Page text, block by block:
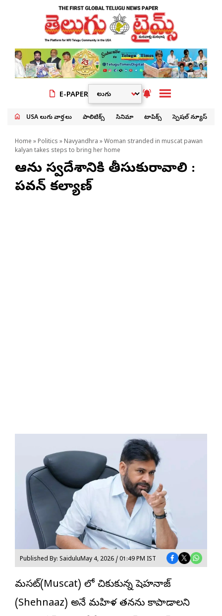
E-PAPER
USA తెలుగు వార్తలు పాలిటిక్స్ సినిమా టాపిక్స్ స్పెషల్ న్యూస్
Home » Politics » Navyandhra » Woman stranded in muscat pawan
kalyan takes steps to bring her home
ఆమెను స్వదేశానికి తీసుకురావాలి :
పవన్ కల్యాణ్
Published By: SaiduluMay 4, 2026 / 01:49 PM IST
మస్కట్(Muscat) లో చిక్కుకున్న షెహనాజ్
(Shehnaaz) అనే మహిళ తనను కాపాడాలని